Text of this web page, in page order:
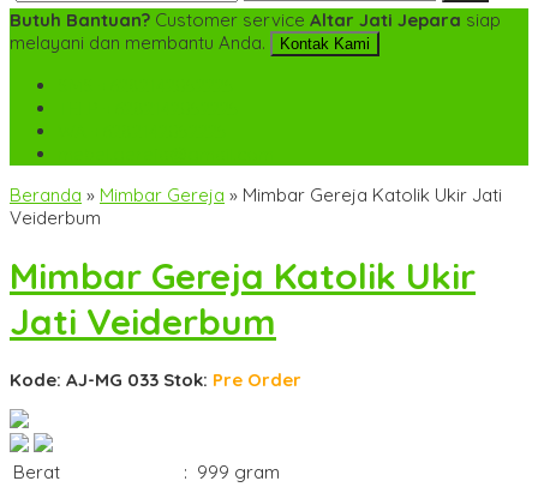
Butuh Bantuan? Customer service Altar Jati Jepara siap
melayani dan membantu Anda.
Kontak Kami
Beranda » Mimbar Gereja » Mimbar Gereja Katolik Ukir Jati
Veiderbum
Mimbar Gereja Katolik Ukir
Jati Veiderbum
Kode: AJ-MG 033 Stok: Pre Order
Berat : 999 gram